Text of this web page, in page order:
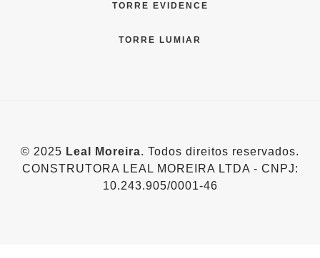
TORRE EVIDENCE
TORRE LUMIAR
© 2025 Leal Moreira. Todos direitos reservados.
CONSTRUTORA LEAL MOREIRA LTDA - CNPJ:
10.243.905/0001-46